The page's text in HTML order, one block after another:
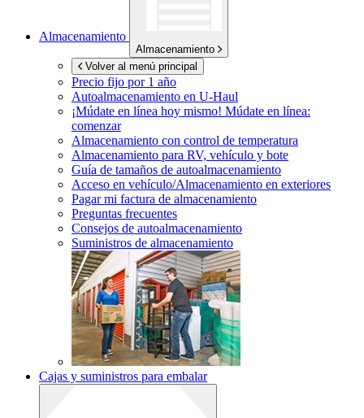
Almacenamiento
Almacenamiento
Volver al menú principal
Precio fijo por 1 año
Autoalmacenamiento en U-Haul
¡Múdate en línea hoy mismo! Múdate en línea:
comenzar
Almacenamiento con control de temperatura
Almacenamiento para RV, vehículo y bote
Guía de tamaños de autoalmacenamiento
Acceso en vehículo/Almacenamiento en exteriores
Pagar mi factura de almacenamiento
Preguntas frecuentes
Consejos de autoalmacenamiento
Suministros de almacenamiento
Cajas y suministros para embalar